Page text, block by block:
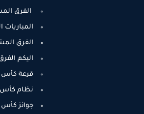
الفرق
المباريات
الفرق
اليكم الفرق
قرعة كأس
نظام كأس
جوائز كأس